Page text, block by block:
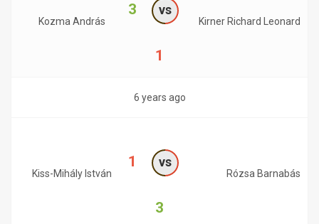
Kozma András
3 vs
1
Kirner Richard Leonard
6 years ago
Kiss-Mihály István
1 vs
3
Rózsa Barnabás